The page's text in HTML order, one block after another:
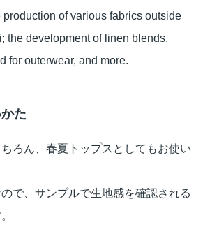
of various fabrics outside
the development of linen blends,
for outerwear, and more.
た
ろん、春夏トップスとしてもお使い
で、サンプルで生地感を確認される